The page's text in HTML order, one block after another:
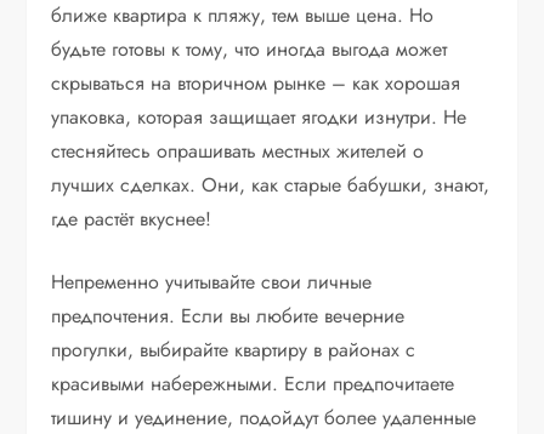
ближе квартира к пляжу, тем выше цена. Но
будьте готовы к тому, что иногда выгода может
скрываться на вторичном рынке – как хорошая
упаковка, которая защищает ягодки изнутри. Не
стесняйтесь опрашивать местных жителей о
лучших сделках. Они, как старые бабушки, знают,
где растёт вкуснее!
Непременно учитывайте свои личные
предпочтения. Если вы любите вечерние
прогулки, выбирайте квартиру в районах с
красивыми набережными. Если предпочитаете
тишину и уединение, подойдут более удаленные